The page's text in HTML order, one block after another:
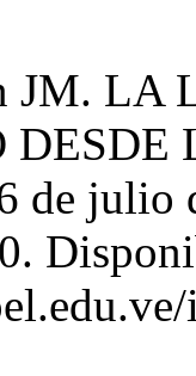
JM. LA
de julio